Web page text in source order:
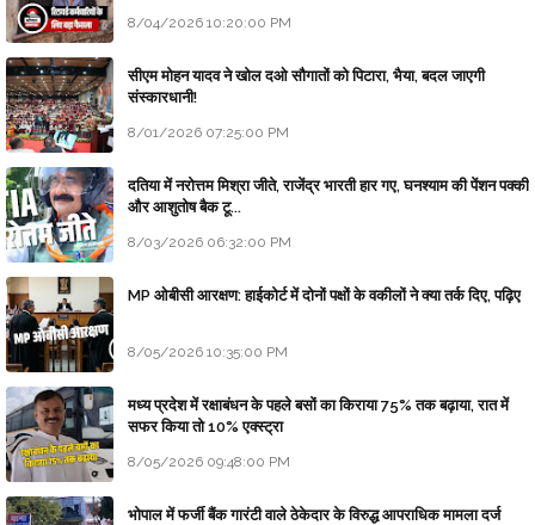
8/04/2026 10:20:00 PM
सीएम मोहन यादव ने खोल दओ सौगातों को पिटारा, भैया, बदल जाएगी
संस्कारधानी!
8/01/2026 07:25:00 PM
दतिया में नरोत्तम मिश्रा जीते, राजेंद्र भारती हार गए, घनश्याम की पेंशन पक्की
और आशुतोष बैक टू...
8/03/2026 06:32:00 PM
MP ओबीसी आरक्षण: हाईकोर्ट में दोनों पक्षों के वकीलों ने क्या तर्क दिए, पढ़िए
8/05/2026 10:35:00 PM
मध्य प्रदेश में रक्षाबंधन के पहले बसों का किराया 75% तक बढ़ाया, रात में
सफर किया तो 10% एक्स्ट्रा
8/05/2026 09:48:00 PM
भोपाल में फर्जी बैंक गारंटी वाले ठेकेदार के विरुद्ध आपराधिक मामला दर्ज